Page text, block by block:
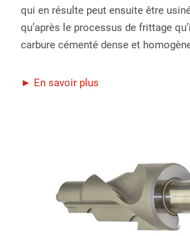
qui en résulte peut ensuite être
qu’après le processus de frittage
carbure cémenté dense et
► En savoir plus